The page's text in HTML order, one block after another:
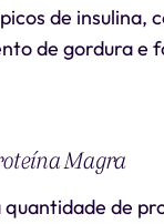
de insulina,
de gordura e
Magra
quantidade de